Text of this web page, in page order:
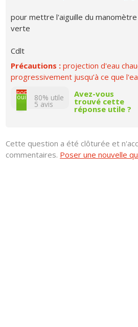
pour mettre l'aiguille du
verte
Cdlt
Précautions :projection d'eau
progressivement jusqu’à ce que
non
oui 80% utile
5 avis
Avez-vous
trouvé cette
réponse utile ?
Cette question a été clôturée et
commentaires. Poser une nouvelle